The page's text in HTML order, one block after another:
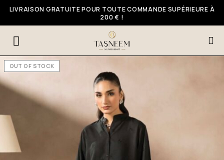
LIVRAISON GRATUITE POUR TOUTE COMMANDE SUPÉRIEURE À
200 € !
OUT OF STOCK